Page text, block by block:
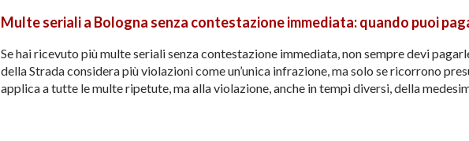
Multe seriali a Bologna senza contestazione immediata: quando puoi
Se hai ricevuto più multe seriali senza contestazione immediata, non sempre devi
della Strada considera più violazioni come un’unica infrazione, ma solo se ricorrono
applica a tutte le multe ripetute, ma alla violazione, anche in tempi diversi, della